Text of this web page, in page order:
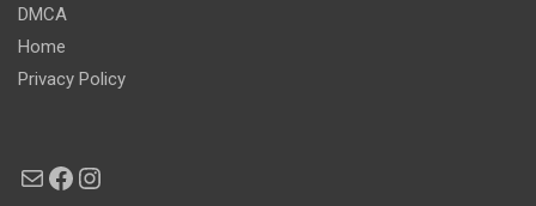
DMCA
Home
Privacy Policy
MailFacebook
Instagram